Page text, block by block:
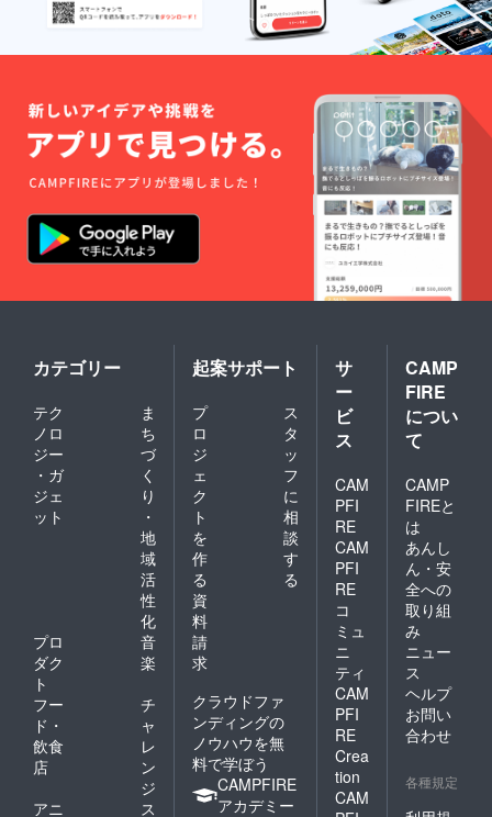
カテゴリー
テク
ノロ
ジー
・ガ
ジェ
ット
ま
ち
づ
く
り
・
地
域
活
性
化
プロ
ダク
ト
音
楽
フー
ド・
飲食
店
チ
ャ
レ
ン
ジ
アニ
ス
起案サポート
プ
ロ
ジ
ェ
ク
ト
を
作
る
ス
タ
ッ
フ
に
相
談
す
る
資
料
請
求
クラウドファ
ンディングの
ノウハウを無
料で学ぼう
CAMPFIRE
アカデミー
サ
ー
ビ
ス
CAM
PFI
RE
CAM
PFI
RE
コ
ミュ
ニ
ティ
CAM
PFI
RE
Crea
tion
CAM
CAMP
FIRE
につい
て
CAMP
FIREと
は
あんし
ん・安
全への
取り組
み
ニュー
ス
ヘルプ
お問い
合わせ
各種規定